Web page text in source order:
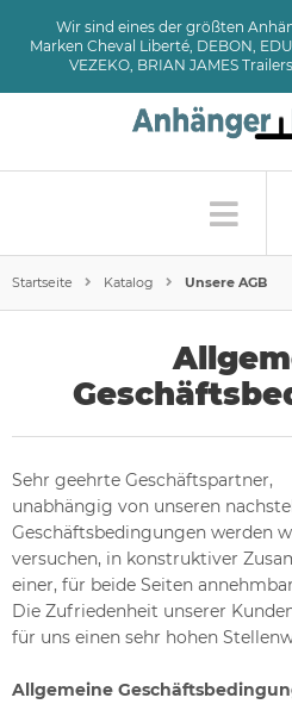
Wir sind eines der größten
Marken Cheval Liberté, DEBON,
VEZEKO, BRIAN JAMES
Startseite Katalog Unsere AGB
Sehr geehrte Geschäftspartner,
unabhängig von unseren
Geschäftsbedingungen werden
versuchen, in konstruktiver
einer, für beide Seiten
Die Zufriedenheit unserer
für uns einen sehr hohen
Allgemeine